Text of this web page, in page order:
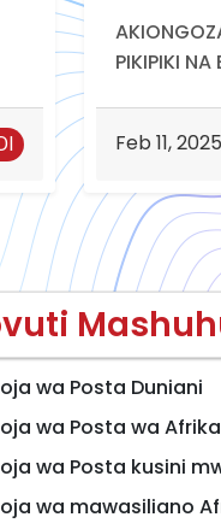
PIKIPIKI
Feb 11, 2025
wa Posta Duniani
wa Posta wa Afrika
wa Posta kusini
wa mawasiliano